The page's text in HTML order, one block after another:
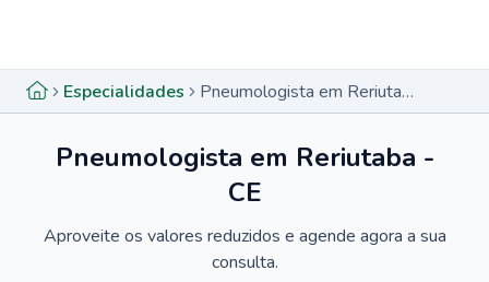
Especialidades Pneumologista em Reriutaba - CE
Pneumologista em Reriutaba -
CE
Aproveite os valores reduzidos e agende agora a sua
consulta.